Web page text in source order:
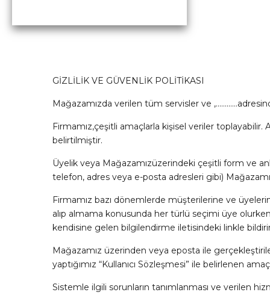
GİZLİLİK VE GÜVENLİK POLİTİKASI
Mağazamızda verilen tüm servisler ve
Firmamız,çeşitli amaçlarla kişisel veriler toplayabilir.
belirtilmiştir.
Üyelik veya Mağazamızüzerindeki çeşitli form ve
telefon, adres veya e-posta adresleri gibi)
Firmamız bazı dönemlerde müşterilerine ve
alıp almama konusunda her türlü seçimi üye
kendisine gelen bilgilendirme iletisindeki linkle
Mağazamız üzerinden veya eposta ile
yaptığımız “Kullanıcı Sözleşmesi” ile belirlenen
Sistemle ilgili sorunların tanımlanması ve verilen